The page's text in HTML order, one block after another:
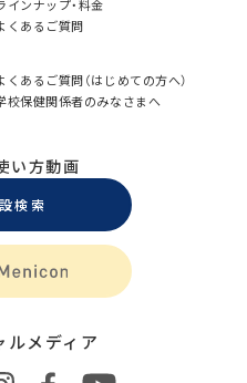
インナップ・料金
くあるご質問
くあるご質問（はじめての方へ）
校保健関係者のみなさまへ
い方動画
検索
ルメディア